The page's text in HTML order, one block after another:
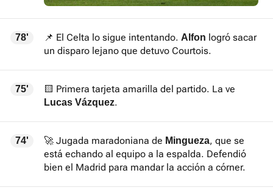
78' 📌 El Celta lo sigue intentando. Alfon logró sacar
un disparo lejano que detuvo Courtois.
75' 🟨 Primera tarjeta amarilla del partido. La ve
Lucas Vázquez.
74' 🚀 Jugada maradoniana de Mingueza, que se
está echando al equipo a la espalda. Defendió
bien el Madrid para mandar la acción a córner.